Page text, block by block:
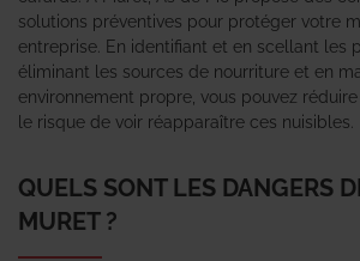
solutions préventives pour protéger votre
entreprise. En identifiant et en scellant les
éliminant les sources de nourriture et en
environnement propre, vous pouvez
le risque de voir réapparaître ces nuisibles.
QUELS SONT LES DANGERS
MURET ?